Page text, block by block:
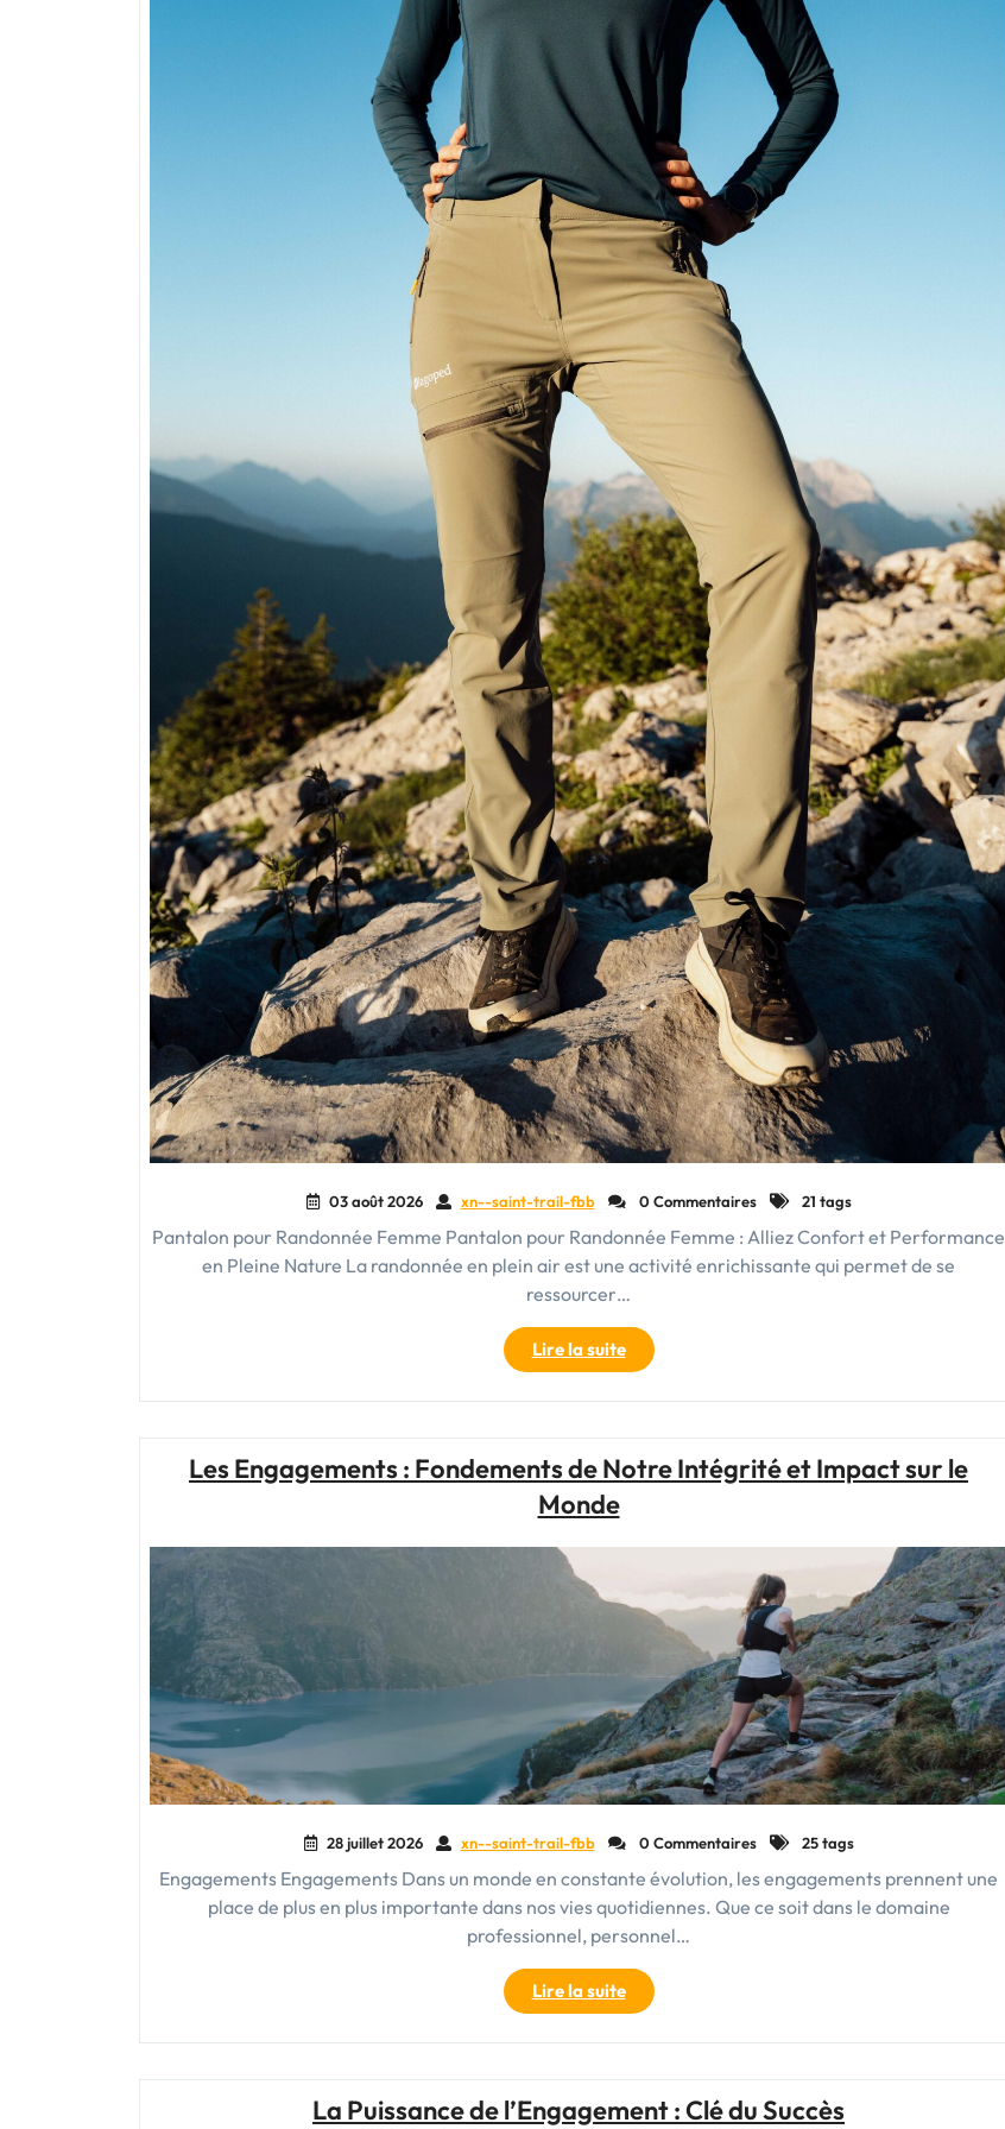
03 août 2026 xn--saint-trail-fbb 0 Commentaires 21 tags
Pantalon pour Randonnée Femme Pantalon pour Randonnée Femme : Alliez Confort et Performance
en Pleine Nature La randonnée en plein air est une activité enrichissante qui permet de se
ressourcer…
Lire la suite"Choisir
le
Meilleur
Randonnée
Performance
Féminin"
Les Engagements : Fondements de Notre Intégrité et Impact sur le
Monde
28 juillet 2026 xn--saint-trail-fbb 0 Commentaires 25 tags
Engagements Engagements Dans un monde en constante évolution, les engagements prennent une
place de plus en plus importante dans nos vies quotidiennes. Que ce soit dans le domaine
professionnel, personnel…
Lire la suite"Les
Engagements
:
Notre
La Puissance de l’Engagement : Clé du Succès